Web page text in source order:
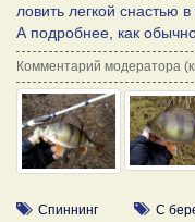
ловить легкой снастью
А подробнее, как
Комментарий модератора
Спиннинг С